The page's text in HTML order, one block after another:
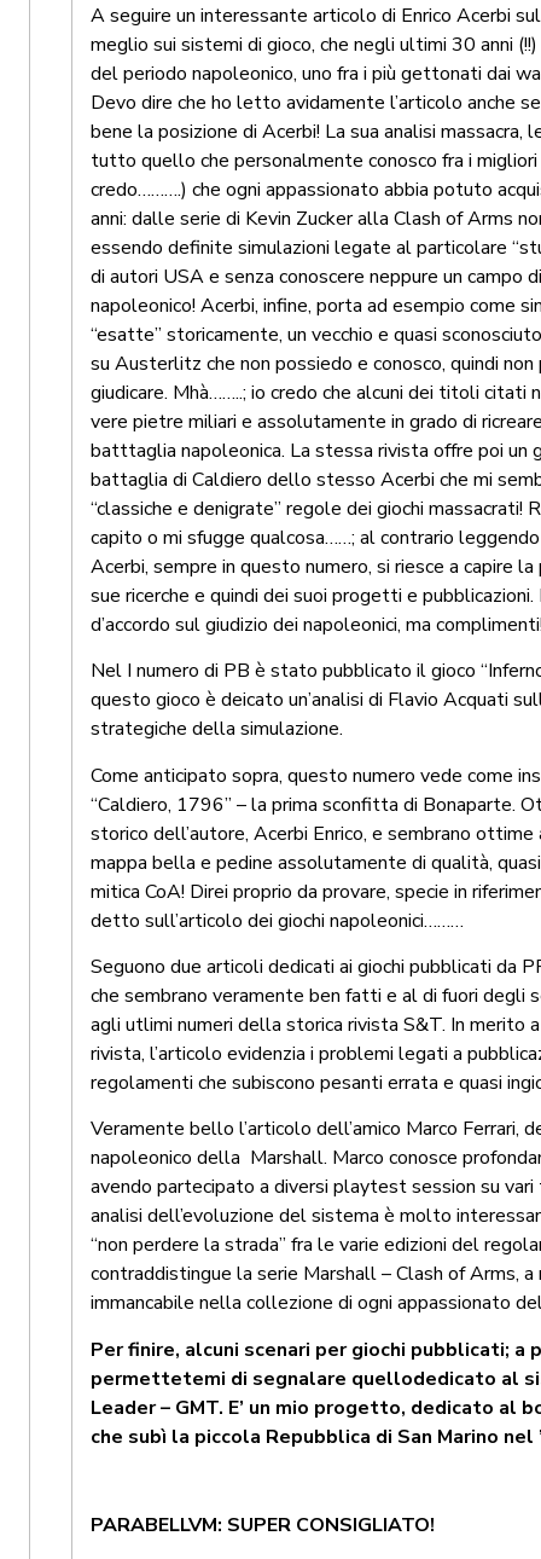
A seguire un interessante articolo di Enrico Acerbi
meglio sui sistemi di gioco, che negli ultimi 30 anni
del periodo napoleonico, uno fra i più gettonati dai
Devo dire che ho letto avidamente l’articolo anche
bene la posizione di Acerbi! La sua analisi massacra,
tutto quello che personalmente conosco fra i
credo……….) che ogni appassionato abbia potuto
anni: dalle serie di Kevin Zucker alla Clash of Arms
essendo definite simulazioni legate al particolare
di autori USA e senza conoscere neppure un campo
napoleonico! Acerbi, infine, porta ad esempio come
“esatte” storicamente, un vecchio e quasi
su Austerlitz che non possiedo e conosco, quindi non
giudicare. Mhà……..; io credo che alcuni dei titoli citati
vere pietre miliari e assolutamente in grado di
batttaglia napoleonica. La stessa rivista offre poi un
battaglia di Caldiero dello stesso Acerbi che mi
“classiche e denigrate” regole dei giochi massacrati!
capito o mi sfugge qualcosa……; al contrario
Acerbi, sempre in questo numero, si riesce a capire
sue ricerche e quindi dei suoi progetti e
d’accordo sul giudizio dei napoleonici, ma
Nel I numero di PB è stato pubblicato il gioco
questo gioco è deicato un’analisi di Flavio Acquati
strategiche della simulazione.
Come anticipato sopra, questo numero vede come
“Caldiero, 1796” – la prima sconfitta di Bonaparte.
storico dell’autore, Acerbi Enrico, e sembrano ottime
mappa bella e pedine assolutamente di qualità,
mitica CoA! Direi proprio da provare, specie in
detto sull’articolo dei giochi napoleonici………
Seguono due articoli dedicati ai giochi pubblicati da
che sembrano veramente ben fatti e al di fuori degli
agli utlimi numeri della storica rivista S&T. In merito
rivista, l’articolo evidenzia i problemi legati a
regolamenti che subiscono pesanti errata e quasi
Veramente bello l’articolo dell’amico Marco Ferrari,
napoleonico della Marshall. Marco conosce
avendo partecipato a diversi playtest session su
analisi dell’evoluzione del sistema è molto
“non perdere la strada” fra le varie edizioni del
contraddistingue la serie Marshall – Clash of Arms, a
immancabile nella collezione di ogni appassionato
Per finire, alcuni scenari per giochi pubblicati; a
permettetemi di segnalare quellodedicato al
Leader – GMT. E’ un mio progetto, dedicato al
che subì la piccola Repubblica di San Marino nel
PARABELLVM: SUPER CONSIGLIATO!